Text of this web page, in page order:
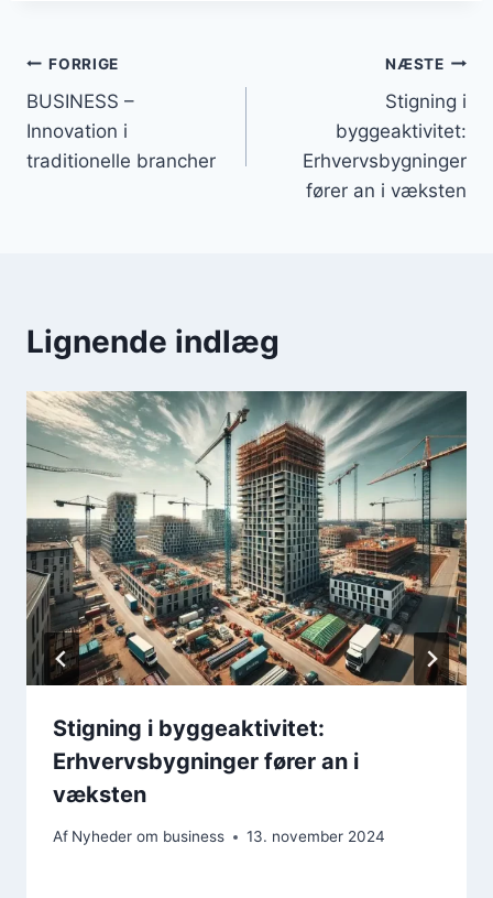
Indlægsnavigation
FORRIGE
BUSINESS –
Innovation i
traditionelle brancher
NÆSTE
Stigning i
byggeaktivitet:
Erhvervsbygninger
fører an i væksten
Lignende indlæg
Stigning i byggeaktivitet:
Erhvervsbygninger fører an i
væksten
Af Nyheder om business 13. november 2024